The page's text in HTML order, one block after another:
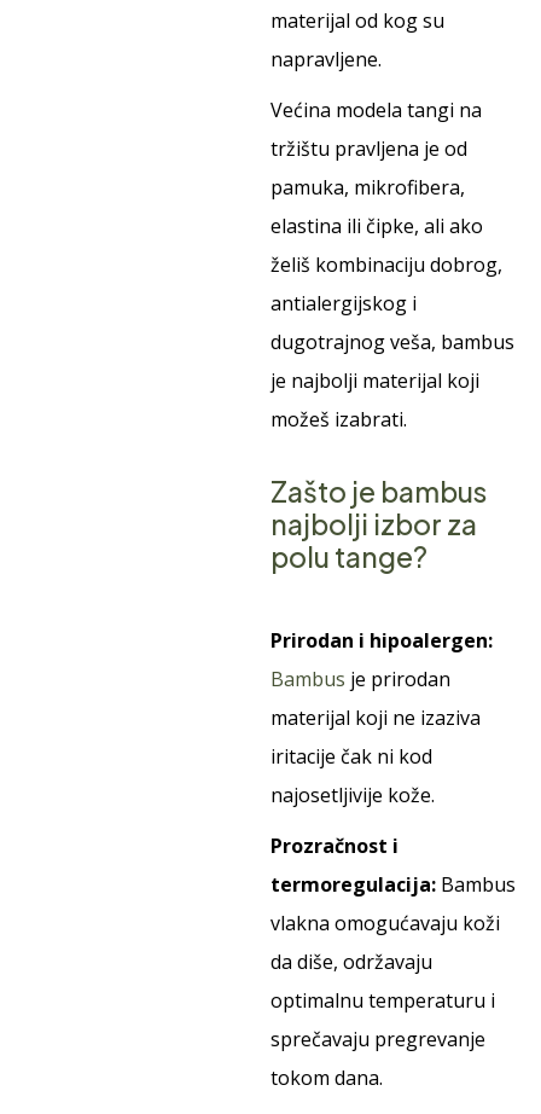
materijal od kog su
napravljene.
Većina modela tangi na
tržištu pravljena je od
pamuka, mikrofibera,
elastina ili čipke, ali ako
želiš kombinaciju dobrog,
antialergijskog i
dugotrajnog veša, bambus
je najbolji materijal koji
možeš izabrati.
Zašto je bambus
najbolji izbor za
polu tange?
Prirodan i hipoalergen:
Bambus je prirodan
materijal koji ne izaziva
iritacije čak ni kod
najosetljivije kože.
Prozračnost i
termoregulacija: Bambus
vlakna omogućavaju koži
da diše, održavaju
optimalnu temperaturu i
sprečavaju pregrevanje
tokom dana.